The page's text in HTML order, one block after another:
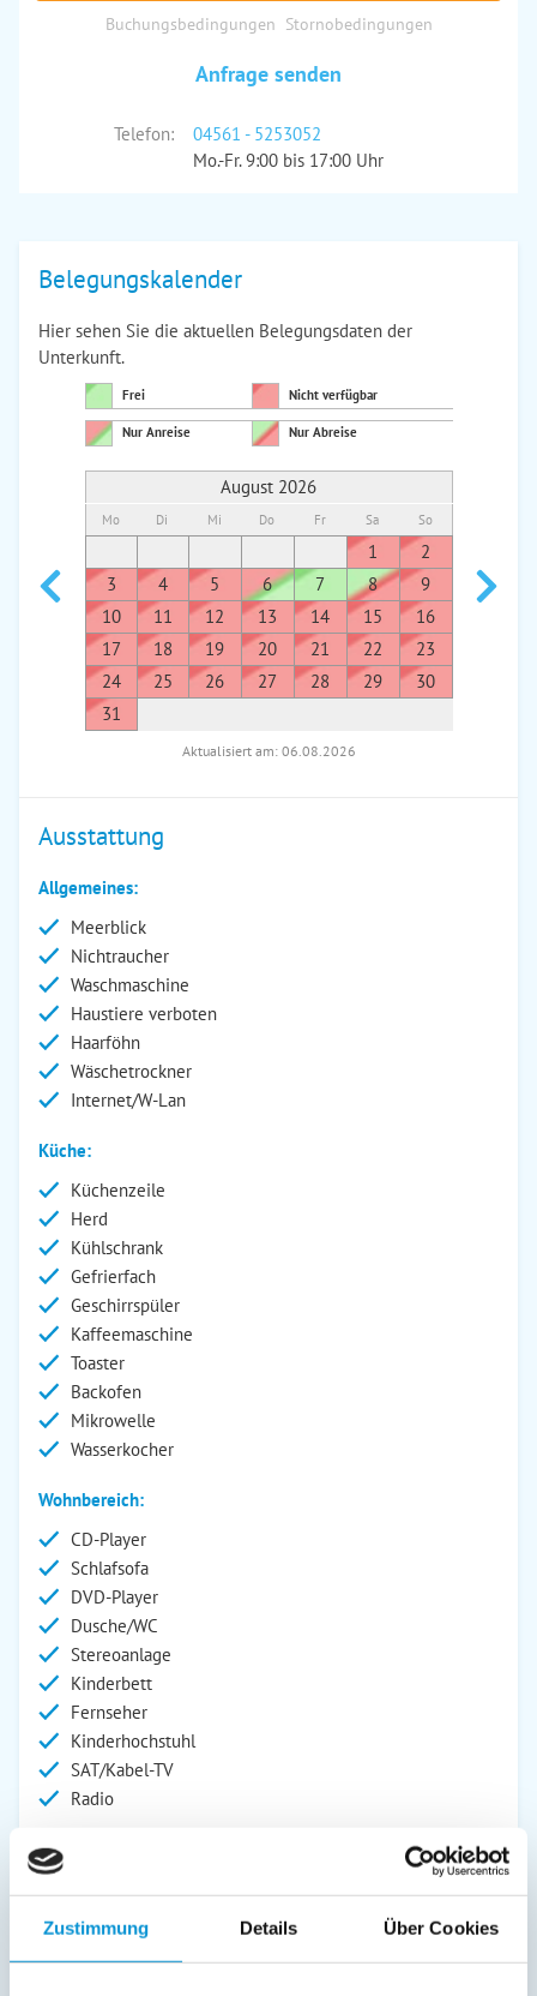
Zustimmung Details Über Cookies
Buchungsbedingungen Stornobedingungen
Anfrage senden
Telefon:
04561 - 5253052
Mo.-Fr. 9:00 bis 17:00 Uhr
Belegungskalender
Hier sehen Sie die aktuellen Belegungsdaten der
Unterkunft.
Frei Nicht verfügbar
Nur Anreise Nur Abreise
August 2026
Mo Di Mi Do Fr Sa So
1
2
3
4 5 6 7 8
9
10
11 12 13 14 15
16
17
18 19 20 21 22
23
24
25 26 27 28 29
30
31
7
Aktualisiert am: 06.08.2026
Ausstattung
Allgemeines:
Meerblick
Nichtraucher
Waschmaschine
Haustiere verboten
Haarföhn
Wäschetrockner
Internet/W-Lan
Küche:
Küchenzeile
Herd
Kühlschrank
Gefrierfach
Geschirrspüler
Kaffeemaschine
Toaster
Backofen
Mikrowelle
Wasserkocher
Wohnbereich:
CD-Player
Schlafsofa
DVD-Player
Dusche/WC
Stereoanlage
Kinderbett
Fernseher
Kinderhochstuhl
SAT/Kabel-TV
Radio
Außenanlage:
Parkplatz